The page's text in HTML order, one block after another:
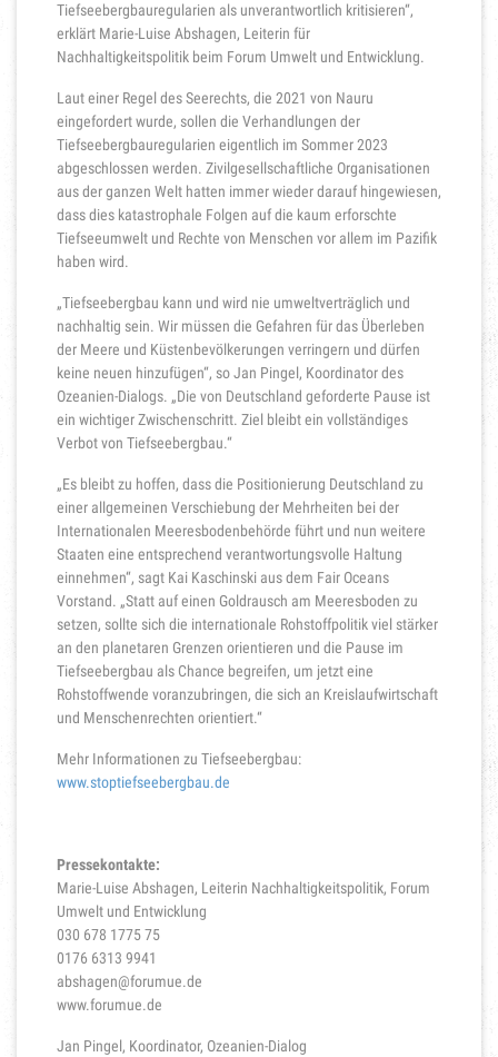
Tiefseebergbauregularien als unverantwortlich kritisieren“,
erklärt Marie-Luise Abshagen, Leiterin für
Nachhaltigkeitspolitik beim Forum Umwelt und Entwicklung.
Laut einer Regel des Seerechts, die 2021 von Nauru
eingefordert wurde, sollen die Verhandlungen der
Tiefseebergbauregularien eigentlich im Sommer 2023
abgeschlossen werden. Zivilgesellschaftliche Organisationen
aus der ganzen Welt hatten immer wieder darauf hingewiesen,
dass dies katastrophale Folgen auf die kaum erforschte
Tiefseeumwelt und Rechte von Menschen vor allem im Pazifik
haben wird.
„Tiefseebergbau kann und wird nie umweltverträglich und
nachhaltig sein. Wir müssen die Gefahren für das Überleben
der Meere und Küstenbevölkerungen verringern und dürfen
keine neuen hinzufügen“, so Jan Pingel, Koordinator des
Ozeanien-Dialogs. „Die von Deutschland geforderte Pause ist
ein wichtiger Zwischenschritt. Ziel bleibt ein vollständiges
Verbot von Tiefseebergbau.“
„Es bleibt zu hoffen, dass die Positionierung Deutschland zu
einer allgemeinen Verschiebung der Mehrheiten bei der
Internationalen Meeresbodenbehörde führt und nun weitere
Staaten eine entsprechend verantwortungsvolle Haltung
einnehmen“, sagt Kai Kaschinski aus dem Fair Oceans
Vorstand. „Statt auf einen Goldrausch am Meeresboden zu
setzen, sollte sich die internationale Rohstoffpolitik viel stärker
an den planetaren Grenzen orientieren und die Pause im
Tiefseebergbau als Chance begreifen, um jetzt eine
Rohstoffwende voranzubringen, die sich an Kreislaufwirtschaft
und Menschenrechten orientiert.“
Mehr Informationen zu Tiefseebergbau:
www.stoptiefseebergbau.de
Pressekontakte:
Marie-Luise Abshagen, Leiterin Nachhaltigkeitspolitik, Forum
Umwelt und Entwicklung
030 678 1775 75
0176 6313 9941
abshagen@forumue.de
www.forumue.de
Jan Pingel, Koordinator, Ozeanien-Dialog